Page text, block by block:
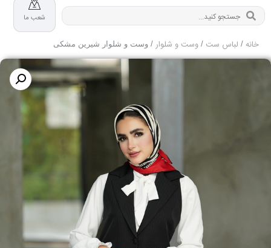
شعب ما
خانه / لباس ست / وست و شلوار / وست و شلوار شیرین مشکی